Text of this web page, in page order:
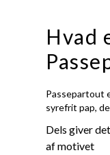
Hvad
Passepartout
syrefrit pap,
Dels giver
af motivet